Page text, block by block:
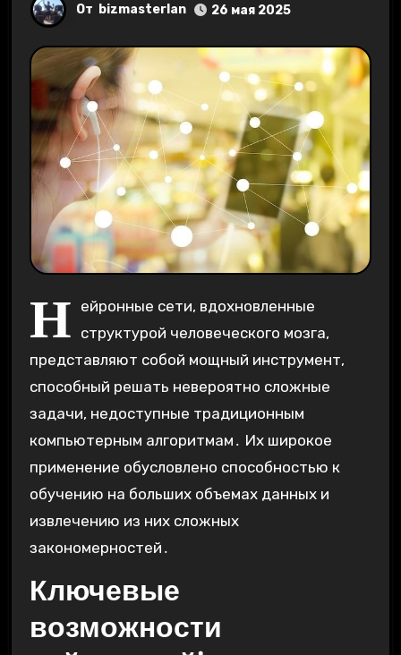
От bizmasterlan 26 мая 2025
Н ейронные сети, вдохновленные
структурой человеческого мозга,
представляют собой мощный инструмент,
способный решать невероятно сложные
задачи, недоступные традиционным
компьютерным алгоритмам․ Их широкое
применение обусловлено способностью к
обучению на больших объемах данных и
извлечению из них сложных
закономерностей․
Ключевые
возможности